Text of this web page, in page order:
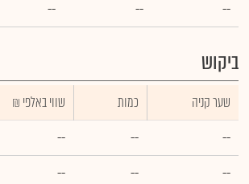
--
--
--
ביקוש
שער קניה כמות ₪ שווי באלפי
--
--
--
--
--
--